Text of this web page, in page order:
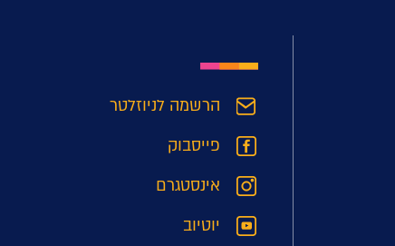
הרשמה לניוזלטר
פייסבוק
אינסטגרם
יוטיוב